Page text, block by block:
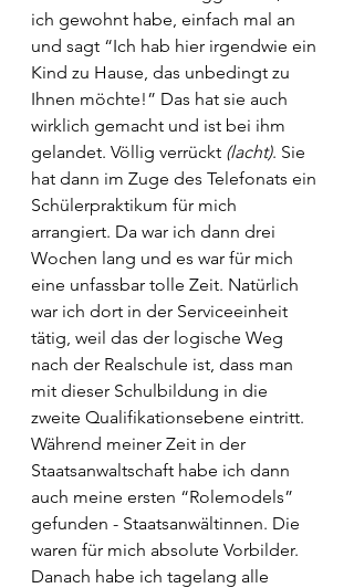
ich gewohnt habe, einfach mal an
und sagt “Ich hab hier irgendwie ein
Kind zu Hause, das unbedingt zu
Ihnen möchte!” Das hat sie auch
wirklich gemacht und ist bei ihm
gelandet. Völlig verrückt (lacht). Sie
hat dann im Zuge des Telefonats ein
Schülerpraktikum für mich
arrangiert. Da war ich dann drei
Wochen lang und es war für mich
eine unfassbar tolle Zeit. Natürlich
war ich dort in der Serviceeinheit
tätig, weil das der logische Weg
nach der Realschule ist, dass man
mit dieser Schulbildung in die
zweite Qualifikationsebene eintritt.
Während meiner Zeit in der
Staatsanwaltschaft habe ich dann
auch meine ersten “Rolemodels”
gefunden - Staatsanwältinnen. Die
waren für mich absolute Vorbilder.
Danach habe ich tagelang alle